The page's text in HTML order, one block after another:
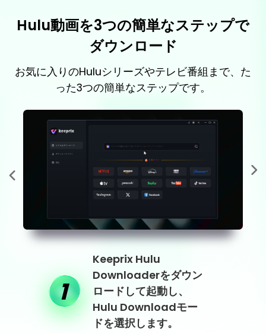
Hulu動画を3つの簡単なステップで
ダウンロード
お気に入りのHuluシリーズやテレビ番組まで、た
1
Keeprix Hulu
Downloaderをダウン
ロードして起動し、
Hulu Downloadモー